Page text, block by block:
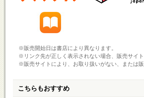
※販売開始日は書店により異なります。
※リンク先が正しく表示されない場合、販売サイ
※販売サイトにより、お取り扱いがない、または
こちらもおすすめ